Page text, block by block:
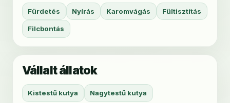
Fürdetés Nyírás Karomvágás Fültisztítás
Filcbontás
Vállalt állatok
Kistestű kutya Nagytestű kutya